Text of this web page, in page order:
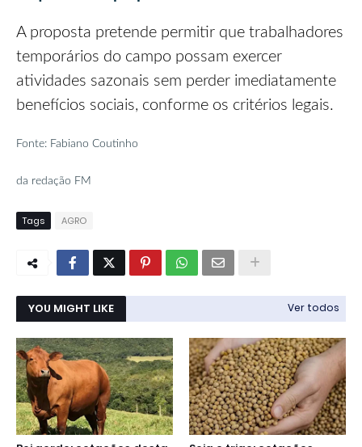
A proposta pretende permitir que trabalhadores
temporários do campo possam exercer
atividades sazonais sem perder imediatamente
benefícios sociais, conforme os critérios legais.
Fonte: Fabiano Coutinho
da redação FM
Tags AGRO
YOU MIGHT LIKE Ver todos